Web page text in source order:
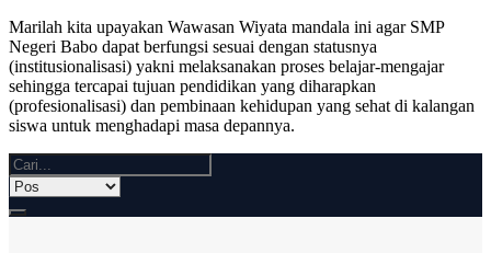
Marilah kita upayakan Wawasan Wiyata mandala ini agar SMP
Negeri Babo dapat berfungsi sesuai dengan statusnya
(institusionalisasi) yakni melaksanakan proses belajar-mengajar
sehingga tercapai tujuan pendidikan yang diharapkan
(profesionalisasi) dan pembinaan kehidupan yang sehat di kalangan
siswa untuk menghadapi masa depannya.